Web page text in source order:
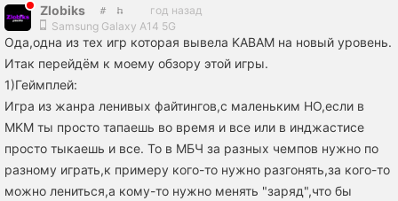
Zlobiks
год назад
Samsung Galaxy A14 5G
Ода,одна из тех игр которая вывела KABAM на новый уровень.
Итак перейдём к моему обзору этой игры.
1)Геймплей:
Игра из жанра ленивых файтингов,с маленьким НО,если в
MKM ты просто тапаешь во время и все или в инджастисе
просто тыкаешь и все. То в МБЧ за разных чемпов нужно по
разному играть,к примеру кого-то нужно разгонять,за кого-то
можно лениться,а кому-то нужно менять "заряд",что бы